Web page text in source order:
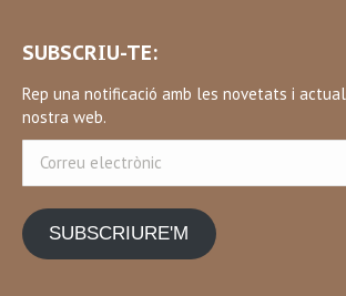
SUBSCRIU-TE:
Rep una notificació amb les novetats i
nostra web.
electrònic
SUBSCRIURE'M